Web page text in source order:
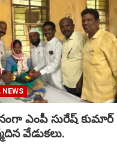
ఎంపీ సురేష్ కుమార్
వేడుకలు.